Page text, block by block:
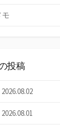
モ
投稿